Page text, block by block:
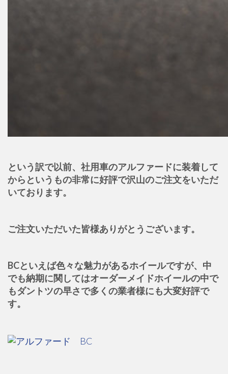
という訳で以前、社用車のアルファードに装着して
からというもの非常に好評で沢山のご注文をいただ
いております。
ご注文いただいた皆様ありがとうございます。
BCといえば色々な魅力があるホイールですが、中
でも納期に関してはオーダーメイドホイールの中で
もダントツの早さで多くの業者様にも大変好評で
す。